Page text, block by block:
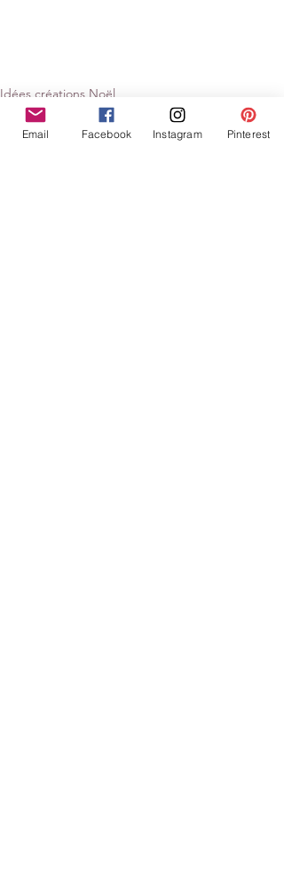
Idées créations Noël
Email Facebook Instagram Pinterest